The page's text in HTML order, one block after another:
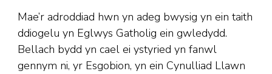
Mae’r adroddiad hwn yn adeg bwysig yn ein taith
ddiogelu yn Eglwys Gatholig ein gwledydd.
Bellach bydd yn cael ei ystyried yn fanwl
gennym ni, yr Esgobion, yn ein Cynulliad Llawn